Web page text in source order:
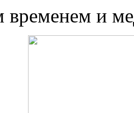
временем и